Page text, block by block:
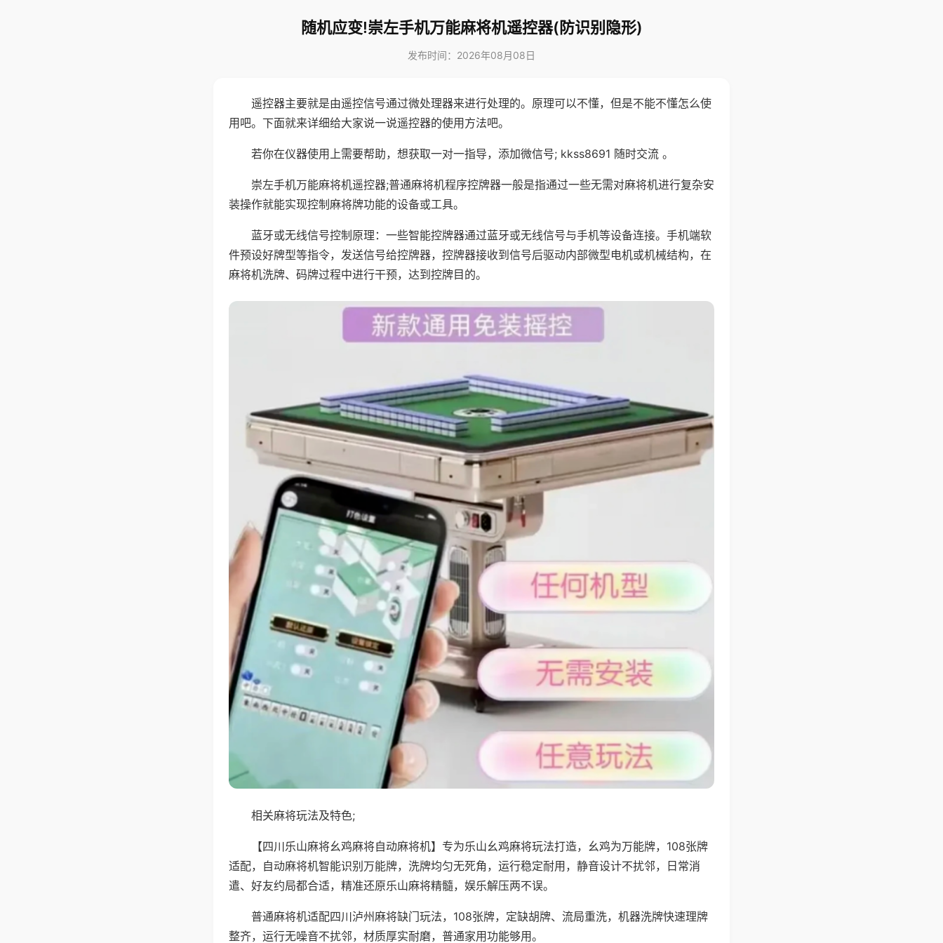
随机应变!崇左手机万能麻将机遥控器(防识别隐形)
发布时间：2026年08月08日
遥控器主要就是由遥控信号通过微处理器来进行处理的。原理可以不懂，但是不能不懂怎么使
用吧。下面就来详细给大家说一说遥控器的使用方法吧。
若你在仪器使用上需要帮助，想获取一对一指导，添加微信号; kkss8691 随时交流 。
崇左手机万能麻将机遥控器;普通麻将机程序控牌器一般是指通过一些无需对麻将机进行复杂安
装操作就能实现控制麻将牌功能的设备或工具。
蓝牙或无线信号控制原理：一些智能控牌器通过蓝牙或无线信号与手机等设备连接。手机端软
件预设好牌型等指令，发送信号给控牌器，控牌器接收到信号后驱动内部微型电机或机械结构，在
麻将机洗牌、码牌过程中进行干预，达到控牌目的。
相关麻将玩法及特色;
【四川乐山麻将幺鸡麻将自动麻将机】专为乐山幺鸡麻将玩法打造，幺鸡为万能牌，108张牌
适配，自动麻将机智能识别万能牌，洗牌均匀无死角，运行稳定耐用，静音设计不扰邻，日常消
遣、好友约局都合适，精准还原乐山麻将精髓，娱乐解压两不误。
普通麻将机适配四川泸州麻将缺门玩法，108张牌，定缺胡牌、流局重洗，机器洗牌快速理牌
整齐，运行无噪音不扰邻，材质厚实耐磨，普通家用功能够用。